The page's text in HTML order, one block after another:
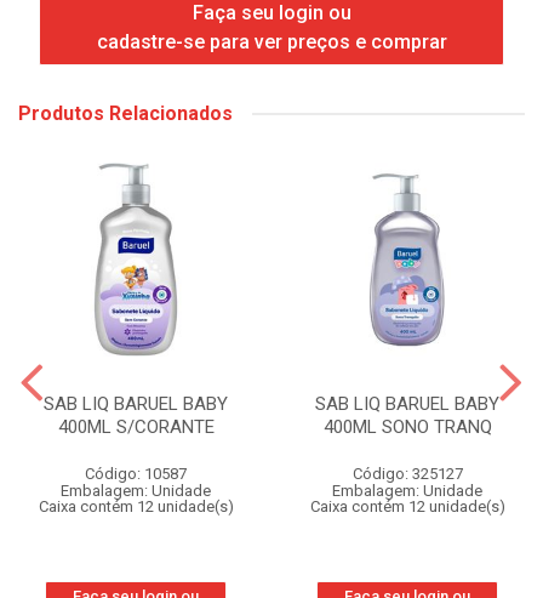
Faça seu login ou
cadastre-se para ver preços e comprar
Produtos Relacionados
SAB LIQ BARUEL BABY
400ML S/CORANTE
Código: 10587
Embalagem: Unidade
Caixa contém 12 unidade(s)
SAB LIQ BARUEL BABY
400ML SONO TRANQ
Código: 325127
Embalagem: Unidade
Caixa contém 12 unidade(s)